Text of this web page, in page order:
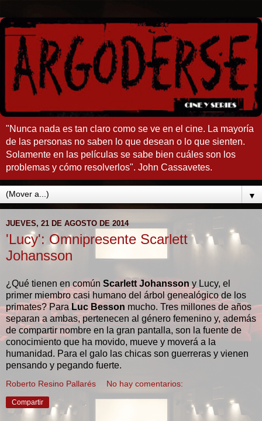
"Nunca nada es tan claro como se ve en el cine. La mayoría
de las personas no saben lo que desean o lo que sienten.
Solamente en las películas se sabe bien cuáles son los
problemas y cómo resolverlos". John Cassavetes.
▼
JUEVES, 21 DE AGOSTO DE 2014
'Lucy': Omnipresente Scarlett
Johansson
¿Qué tienen en común Scarlett Johanssony Lucy, el
primer miembro casi humano del árbol genealógico de los
primates? ParaLuc Besson mucho. Tres millones de años
separan a ambas, pertenecen al género femenino y, además
de compartir nombre en la gran pantalla, son la fuente de
conocimiento que ha movido, mueve y moverá a la
humanidad. Para el galo las chicas son guerreras y vienen
pensando y pegando fuerte.
Roberto Resino Pallarés No hay comentarios:
Compartir